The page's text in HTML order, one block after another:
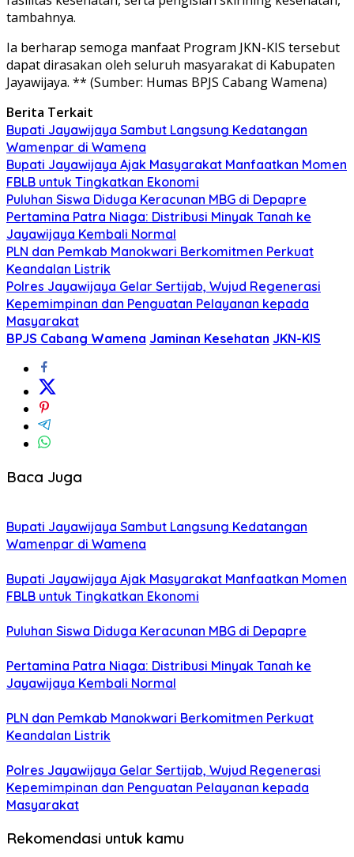
tambahnya.
Ia berharap semoga manfaat Program JKN-KIS tersebut
dapat dirasakan oleh seluruh masyarakat di Kabupaten
Jayawijaya. ** (Sumber: Humas BPJS Cabang Wamena)
Berita Terkait
Bupati Jayawijaya Sambut Langsung Kedatangan
Wamenpar di Wamena
Bupati Jayawijaya Ajak Masyarakat Manfaatkan Momen
FBLB untuk Tingkatkan Ekonomi
Puluhan Siswa Diduga Keracunan MBG di Depapre
Pertamina Patra Niaga: Distribusi Minyak Tanah ke
Jayawijaya Kembali Normal
PLN dan Pemkab Manokwari Berkomitmen Perkuat
Keandalan Listrik
Polres Jayawijaya Gelar Sertijab, Wujud Regenerasi
Kepemimpinan dan Penguatan Pelayanan kepada
Masyarakat
BPJS Cabang Wamena Jaminan Kesehatan JKN-KIS
Baca Juga
Bupati Jayawijaya Sambut Langsung Kedatangan
Wamenpar di Wamena
Bupati Jayawijaya Ajak Masyarakat Manfaatkan Momen
FBLB untuk Tingkatkan Ekonomi
Puluhan Siswa Diduga Keracunan MBG di Depapre
Pertamina Patra Niaga: Distribusi Minyak Tanah ke
Jayawijaya Kembali Normal
PLN dan Pemkab Manokwari Berkomitmen Perkuat
Keandalan Listrik
Polres Jayawijaya Gelar Sertijab, Wujud Regenerasi
Kepemimpinan dan Penguatan Pelayanan kepada
Masyarakat
Rekomendasi untuk kamu